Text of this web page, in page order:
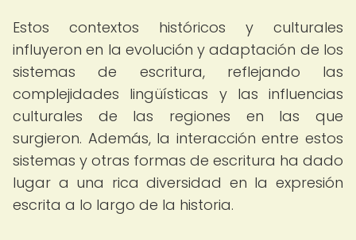
Estos contextos históricos y culturales
influyeron en la evolución y adaptación de los
sistemas de escritura, reflejando las
complejidades lingüísticas y las influencias
culturales de las regiones en las que
surgieron. Además, la interacción entre estos
sistemas y otras formas de escritura ha dado
lugar a una rica diversidad en la expresión
escrita a lo largo de la historia.